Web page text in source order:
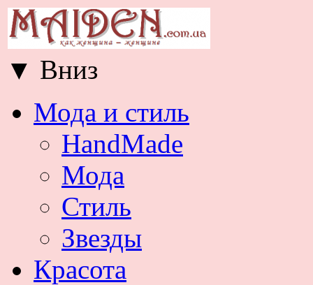
▼ Вниз
Мода и стиль
HandMade
Мода
Стиль
Звезды
Красота